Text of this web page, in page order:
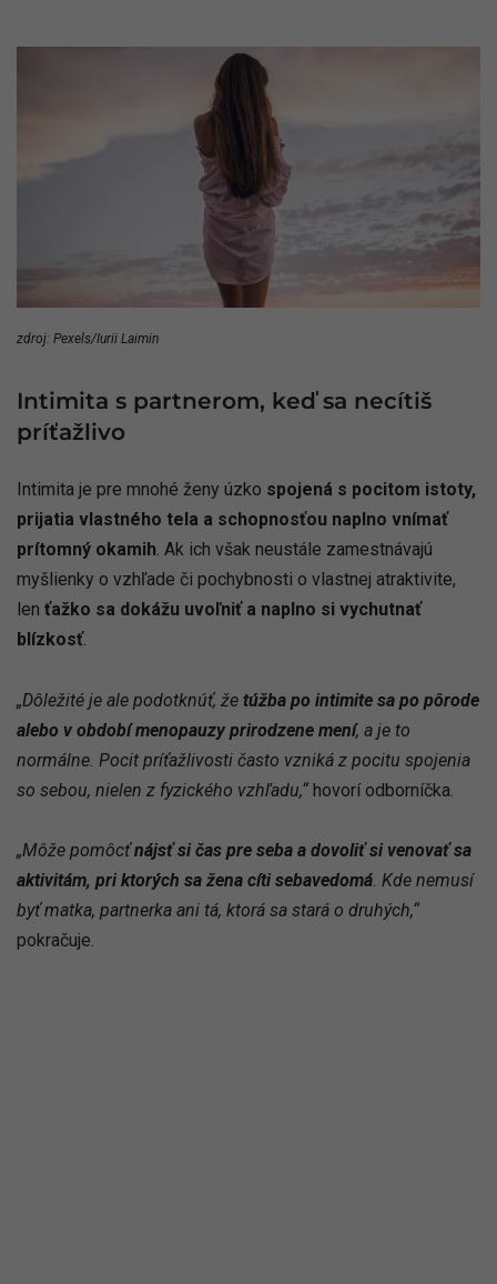
zdroj: Pexels/Iurii Laimin
Intimita s partnerom, keď sa necítiš
príťažlivo
Intimita je pre mnohé ženy úzko spojená s pocitom istoty,
prijatia vlastného tela a schopnosťou naplno vnímať
prítomný okamih. Ak ich však neustále zamestnávajú
myšlienky o vzhľade či pochybnosti o vlastnej atraktivite,
len ťažko sa dokážu uvoľniť a naplno si vychutnať
blízkosť.
„Dôležité je ale podotknúť, že túžba po intimite sa po pôrode
alebo v období menopauzy prirodzene mení, a je to
normálne. Pocit príťažlivosti často vzniká z pocitu spojenia
so sebou, nielen z fyzického vzhľadu,“ hovorí odborníčka.
„Môže pomôcťnájsť si čas pre seba a dovoliť si venovať sa
aktivitám, pri ktorých sa žena cíti sebavedomá. Kde nemusí
byť matka, partnerka ani tá, ktorá sa stará o druhých,“
pokračuje.